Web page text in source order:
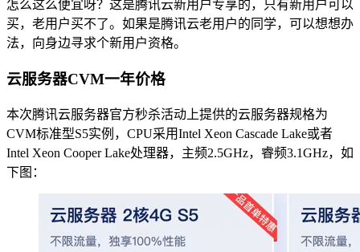
怎么这么便宜呀？这是腾讯云新用户专享的，只有新用户可以
买，老用户买不了。如果是腾讯云老用户的同学，可以想想办
法，向身边寻求个新用户资格。
云服务器CVM一年价格
本次腾讯云服务器官方秒杀活动上提供的云服务器规格为
CVM标准型S5实例，CPU采用Intel Xeon Cascade Lake或者
Intel Xeon Cooper Lake处理器，主频2.5GHz，睿频3.1GHz，如
下图：